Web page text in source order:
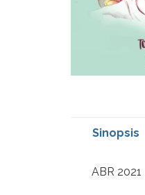
Sinopsis
ABR 2021